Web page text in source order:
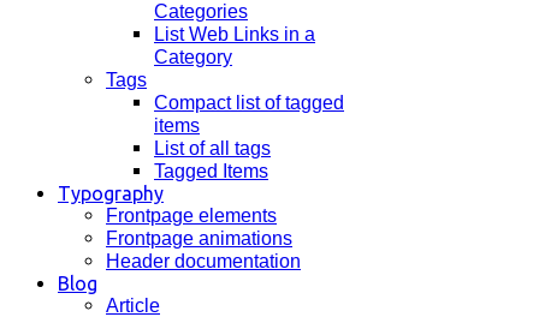
Categories
List Web Links in a
Category
Tags
Compact list of tagged
items
List of all tags
Tagged Items
Typography
Frontpage elements
Frontpage animations
Header documentation
Blog
Article